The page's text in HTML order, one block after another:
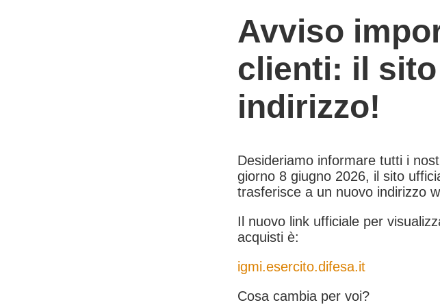
Avviso
clienti: il
indirizzo!
Desideriamo informare tutti i
giorno 8 giugno 2026, il sito
trasferisce a un nuovo indirizzo
Il nuovo link ufficiale per
acquisti è:
igmi.esercito.difesa.it
Cosa cambia per voi?